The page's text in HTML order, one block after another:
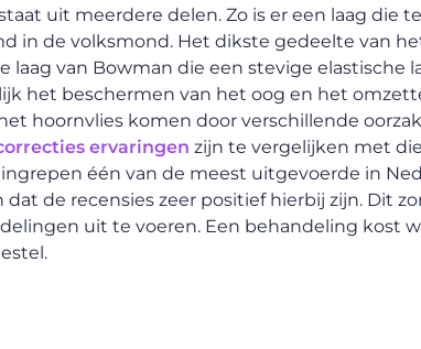
uit meerdere delen. Zo is er een laag die
in de volksmond. Het dikste gedeelte van
laag van Bowman die een stevige elastische
het beschermen van het oog en het
hoornvlies komen door verschillende
ervaringen zijn te vergelijken met
één van de meest uitgevoerde in
de recensies zeer positief hierbij zijn. Dit
uit te voeren. Een behandeling kost